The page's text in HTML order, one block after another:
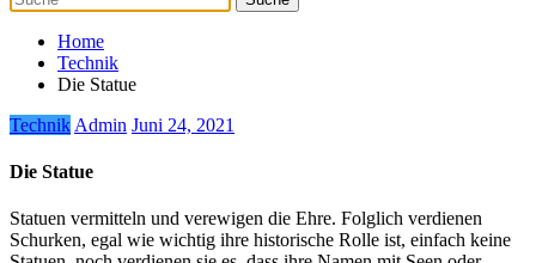
Home
Technik
Die Statue
Technik Admin Juni 24, 2021
Die Statue
Statuen vermitteln und verewigen die Ehre. Folglich verdienen
Schurken, egal wie wichtig ihre historische Rolle ist, einfach keine